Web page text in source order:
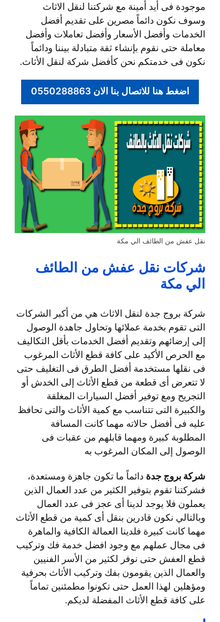
موجودة فى أيد أمينة مع شركتنا لنقل الاثاث
وسوف نكون دائماً مصرين على تقديم أفضل
الخدمات وأفضل الأسعار وأفضل تعاملات وأفضل
معاملة حتى نقوم بإنشاء ثقة متبادلة بيننا ودائماً
نكون فى خدمتكم نحن كأفضل شركة لنقل الأثاث.
اضغط هنا للاتصال بنا الان 0550288863
نقل عفش من الطائف الي مكة
شركات نقل عفش من الطائف
الي مكة
شركة بروج جدة لنقل الاثاث هي من أكبر الشركات
التى تقوم بخدمة عملائها وتحاول جاهدة الوصول
إلى إرضائهم وتقديم أفضل الخدمات بأقل التكاليف
مع الحرص الأكيد على كافة قطع الأثاث المرغوب
فى نقلها مستخدمة أفضل الطرق فى التغليف حتى
لا تتعرض أى قطعة من قطع الأثاث إلى الخدش أو
التجريح ومع توفير أفضل السيارات المغلقة
والكبيرة التى تتناسب مع كمية الأثاث والتى تحافظ
عليه فى أفضل حالاته مهما كانت المسافة
المطلوبة كبيرة ومهما قابلهم من عقبات فى
الوصول إلى المكان المرغوب به
شركة بروج جدة دائماً ما تكون جاهزة ومستعدة،
فشركتنا تقوم بتوفير الكثير من عدد العمال الذين
يعملون فلا يوجد لدينا أى عجز فى عدد العمال
وبالتالي نكون قادرين بنقل أى كمية من قطع الأثاث
مهما كانت كبيرة فلدينا العمالة الكافية والماهرة
فى مجال عملهم مع وجود افضل خدمة فك وتركيب
قطع العفش حتى نوفر لكثير من الأسر الفنيين
والعمال الذين يقومون بفك وتركيب الأثاث بحرفية
ومؤهلين لهذا العمل حتى تكونوا مطمئنين تماماً
على كافة قطع الأثاث المفضلة لديكم.